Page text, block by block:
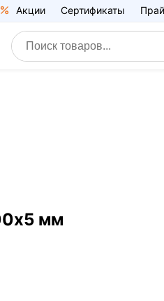
Акции Сертификаты
мм